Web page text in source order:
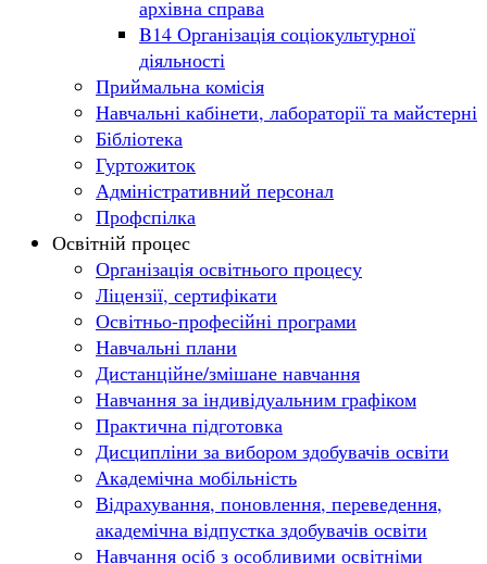
архівна справа
B14 Організація соціокультурної
діяльності
Приймальна комісія
Навчальні кабінети, лабораторії та майстерні
Бібліотека
Гуртожиток
Адміністративний персонал
Профспілка
Освітній процес
Організація освітнього процесу
Ліцензії, сертифікати
Освітньо-професійні програми
Навчальні плани
Дистанційне/змішане навчання
Навчання за індивідуальним графіком
Практична підготовка
Дисципліни за вибором здобувачів освіти
Академічна мобільність
Відрахування, поновлення, переведення,
академічна відпустка здобувачів освіти
Навчання осіб з особливими освітніми